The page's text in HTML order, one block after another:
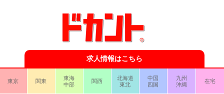
求人情報はこちら
東京 関東
東海
中部
関西
北海道
東北
中国
四国
九州
沖縄
在宅